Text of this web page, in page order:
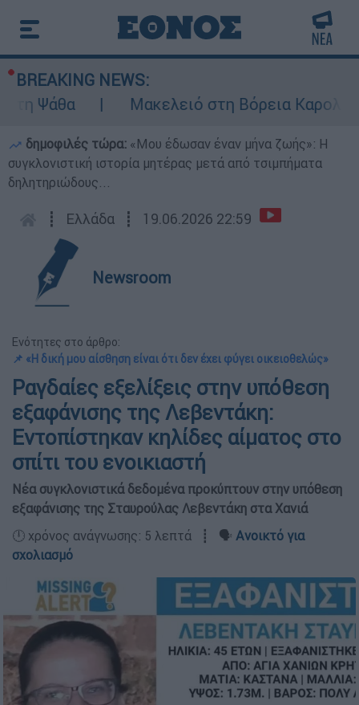
BREAKING NEWS:
Μακελειό στη Βόρεια Καρολίνα
δημοφιλές τώρα: «Μου έδωσαν έναν μήνα ζωής»: Η
συγκλονιστική ιστορία μητέρας μετά από τσιμπήματα
δηλητηριώδους...
┋ Ελλάδα ┋ 19.06.2026 22:59
Newsroom
Ενότητες στο άρθρο:
📌 «Η δική μου αίσθηση είναι ότι δεν έχει φύγει οικειοθελώς»
Ραγδαίες εξελίξεις στην υπόθεση
εξαφάνισης της Λεβεντάκη:
Εντοπίστηκαν κηλίδες αίματος στο
σπίτι του ενοικιαστή
Νέα συγκλονιστικά δεδομένα προκύπτουν στην υπόθεση
εξαφάνισης της Σταυρούλας Λεβεντάκη στα Χανιά
🕛 χρόνος ανάγνωσης: 5 λεπτά ┋ 🗣️ Ανοικτό για
σχολιασμό